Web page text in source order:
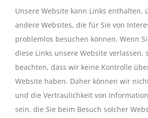
Unsere Website kann Links enthalten,
andere Websites, die für Sie von
problemlos besuchen können. Wenn
diese Links unsere Website verlassen,
beachten, dass wir keine Kontrolle
Website haben. Daher können wir
und die Vertraulichkeit von
sein, die Sie beim Besuch solcher